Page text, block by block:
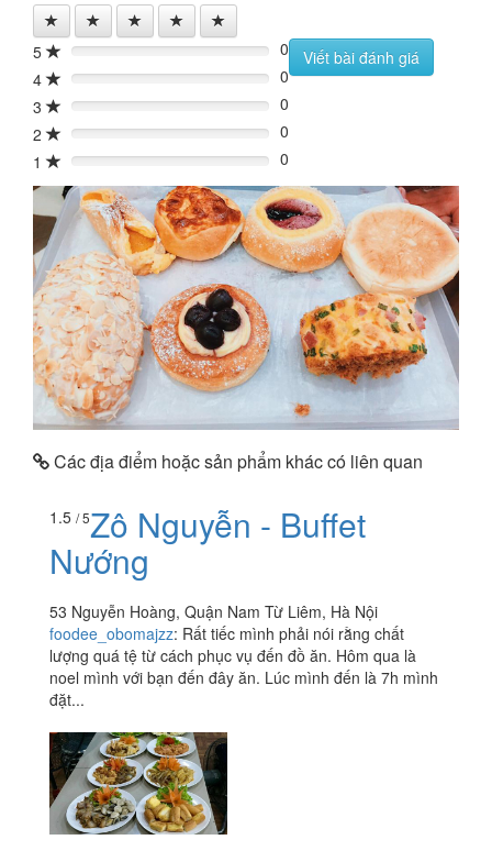
5 0%
0
4
0%
0
3
0%
0
2
0%
0
1
0% 0
Viết bài đánh giá
Các địa điểm hoặc sản phẩm khác có liên quan
1.5 / 5Zô Nguyễn - Buffet
Nướng
53 Nguyễn Hoàng, Quận Nam Từ Liêm, Hà Nội
foodee_obomajzz: Rất tiếc mình phải nói rằng chất
lượng quá tệ từ cách phục vụ đến đồ ăn. Hôm qua là
noel mình với bạn đến đây ăn. Lúc mình đến là 7h mình
đặt...